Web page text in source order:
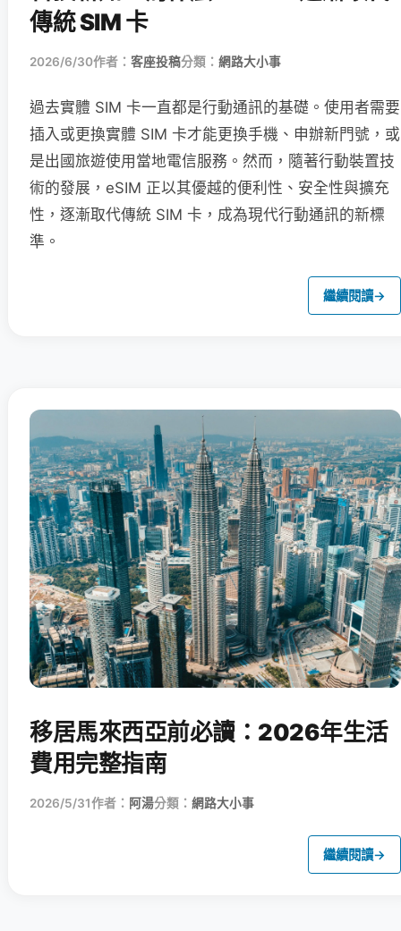
傳統 SIM 卡
2026/6/30作者： 客座投稿分類： 網路大小事
過去實體 SIM 卡一直都是行動通訊的基礎。使用者需要
插入或更換實體 SIM 卡才能更換手機、申辦新門號，或
是出國旅遊使用當地電信服務。然而，隨著行動裝置技
術的發展，eSIM 正以其優越的便利性、安全性與擴充
性，逐漸取代傳統 SIM 卡，成為現代行動通訊的新標
準。
繼續閱讀→
移居馬來西亞前必讀：2026年生活
費用完整指南
2026/5/31作者： 阿湯分類： 網路大小事
繼續閱讀→